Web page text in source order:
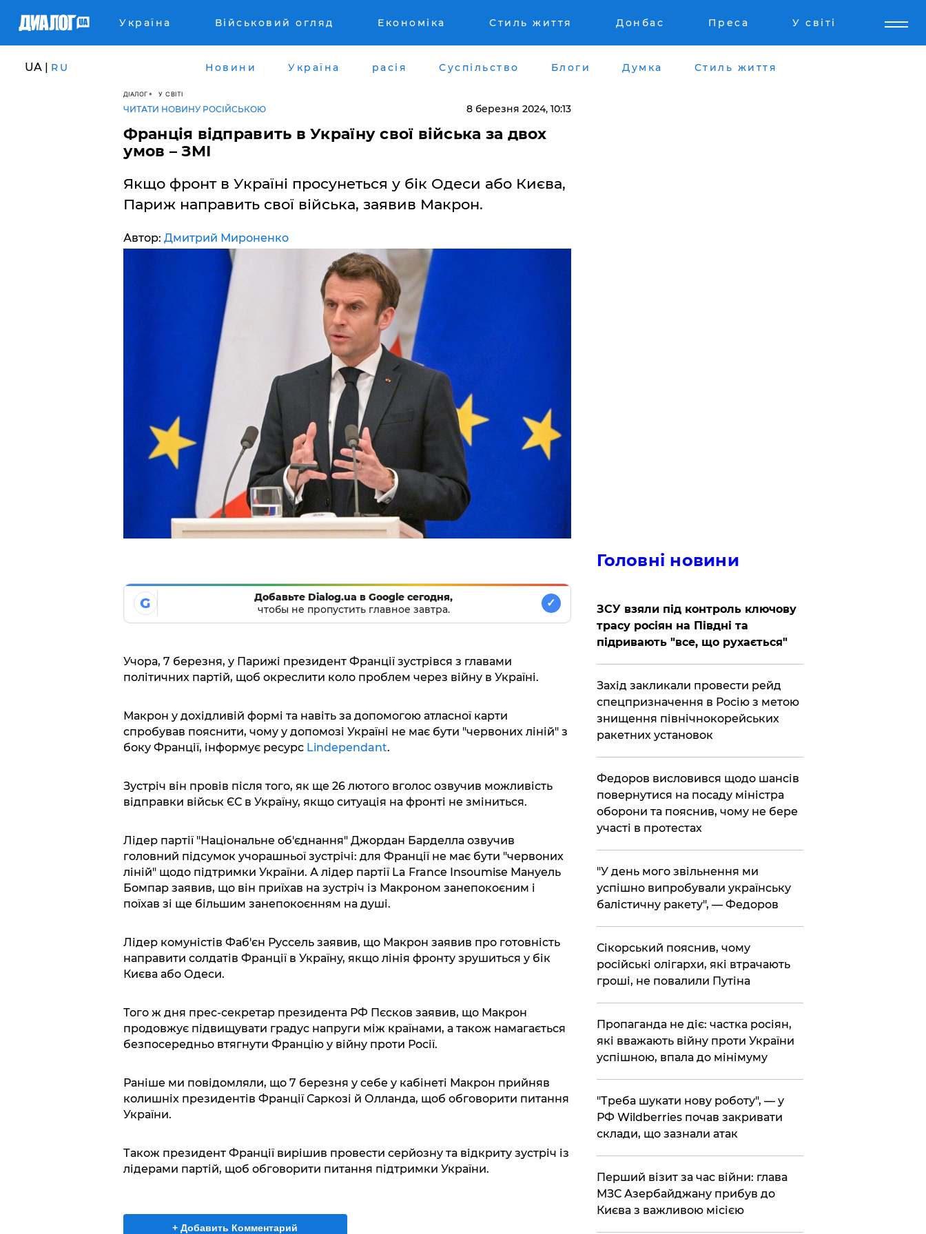
Україна Військовий огляд Економіка Стиль життя Донбас Преса У світі
UA | RU Новини Україна расія Суспільство Блоги Думка Стиль життя
ДІАЛОГ У СВІТІ
ЧИТАТИ НОВИНУ РОСІЙСЬКОЮ 8 березня 2024, 10:13
Франція відправить в Україну свої війська за двох
умов – ЗМІ
Якщо фронт в Україні просунеться у бік Одеси або Києва,
Париж направить свої війська, заявив Макрон.
Автор: Дмитрий Мироненко
G
Добавьте Dialog.ua в Google сегодня,
чтобы не пропустить главное завтра.
✓
Учора, 7 березня, у Парижі президент Франції зустрівся з главами
політичних партій, щоб окреслити коло проблем через війну в Україні.
Макрон у дохідливій формі та навіть за допомогою атласної карти
спробував пояснити, чому у допомозі Україні не має бути "червоних ліній" з
боку Франції, інформує ресурс Lindependant.
Зустріч він провів після того, як ще 26 лютого вголос озвучив можливість
відправки військ ЄС в Україну, якщо ситуація на фронті не зміниться.
Лідер партії "Національне об'єднання" Джордан Барделла озвучив
головний підсумок учорашньої зустрічі: для Франції не має бути "червоних
ліній" щодо підтримки України. А лідер партії La France Insoumise Мануель
Бомпар заявив, що він приїхав на зустріч із Макроном занепокоєним і
поїхав зі ще більшим занепокоєнням на душі.
Лідер комуністів Фаб'єн Руссель заявив, що Макрон заявив про готовність
направити солдатів Франції в Україну, якщо лінія фронту зрушиться у бік
Києва або Одеси.
Того ж дня прес-секретар президента РФ Пєсков заявив, що Макрон
продовжує підвищувати градус напруги між країнами, а також намагається
безпосередньо втягнути Францію у війну проти Росії.
Раніше ми повідомляли, що 7 березня у себе у кабінеті Макрон прийняв
колишніх президентів Франції Саркозі й Олланда, щоб обговорити питання
України.
Також президент Франції вирішив провести серйозну та відкриту зустріч із
лідерами партій, щоб обговорити питання підтримки України.
+ Добавить Комментарий
Головні новини
ЗСУ взяли під контроль ключову
трасу росіян на Півдні та
підривають "все, що рухається"
​Захід закликали провести рейд
спецпризначення в Росію з метою
знищення північнокорейських
ракетних установок
​Федоров висловився щодо шансів
повернутися на посаду міністра
оборони та пояснив, чому не бере
участі в протестах
​"У день мого звільнення ми
успішно випробували українську
балістичну ракету", — Федоров
​Сікорський пояснив, чому
російські олігархи, які втрачають
гроші, не повалили Путіна
​Пропаганда не діє: частка росіян,
які вважають війну проти України
успішною, впала до мінімуму
​"Треба шукати нову роботу", — у
РФ Wildberries почав закривати
склади, що зазнали атак
​Перший візит за час війни: глава
МЗС Азербайджану прибув до
Києва з важливою місією